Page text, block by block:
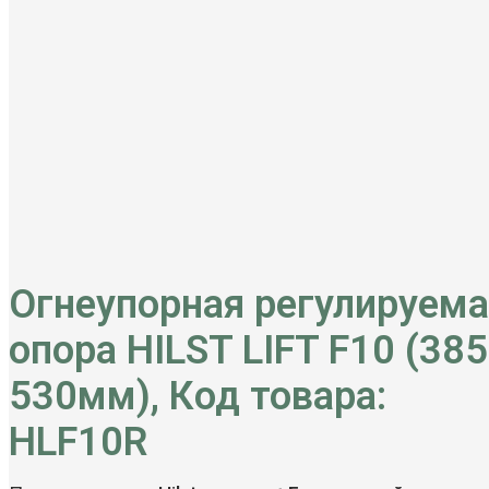
Огнеупорная
опора HILST LIFT F10
530мм), Код товара:
HLF10R